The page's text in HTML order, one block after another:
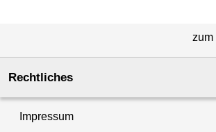
zum
Rechtliches
Impressum